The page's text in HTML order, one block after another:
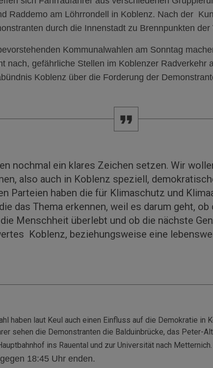
Raddemo am Löhrrondell in Koblenz. Nach der
durch die Innenstadt zu Brennpunkten
Kommunalwahlen am Sonntag
nach, gefährliche Stellen im Koblenzer Radverkehr
Koblenz über die Forderung der
nochmal ein klares Zeichen setzen. Wir
also auch in Koblenz speziell,
Parteien haben die für Klimaschutz und
das Thema erkennen, weil es darum geht,
Menschheit überlebt und ob die nächste
Koblenz, beziehungsweise eine
haben laut Keul auch einen Einfluss auf die Demokratie in
sehen die Demonstranten die Balduinbrücke, das Peter-
ins Rauental und zur Universität nach Metternich.
18:45 Uhr enden.